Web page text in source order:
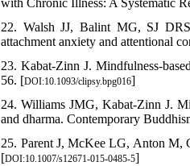
with Chronic Illness: A Systematic
22. Walsh JJ, Balint MG, SJ
attachment anxiety and attentional
23. Kabat‐Zinn J.
56. [DOI:10.1093/clipsy.bpg016]
24. Williams JMG, Kabat-Zinn J.
and dharma. Contemporary
25. Parent J, McKee LG, Anton M,
[DOI:10.1007/s12671-015-0485-5]